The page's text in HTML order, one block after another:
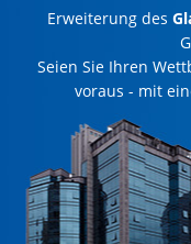
Erweiterung des
Seien Sie Ihren
voraus - mit